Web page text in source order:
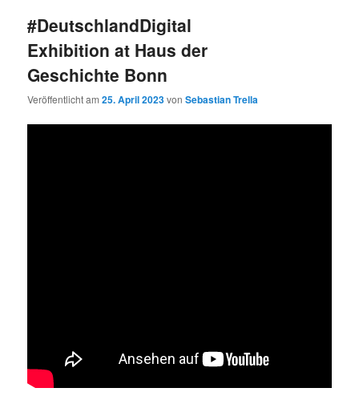
#DeutschlandDigital
Exhibition at Haus der
Geschichte Bonn
Veröffentlicht am25. April 2023vonSebastian Trella